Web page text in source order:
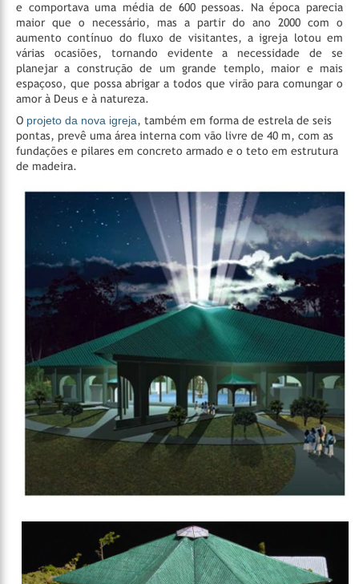
e comportava uma média de 600 pessoas. Na época parecia
maior que o necessário, mas a partir do ano 2000 com o
aumento contínuo do fluxo de visitantes, a igreja lotou em
várias ocasiões, tornando evidente a necessidade de se
planejar a construção de um grande templo, maior e mais
espaçoso, que possa abrigar a todos que virão para comungar o
amor à Deus e à natureza.
O projeto da nova igreja, também em forma de estrela de seis
pontas, prevê uma área interna com vão livre de 40 m, com as
fundações e pilares em concreto armado e o teto em estrutura
de madeira.